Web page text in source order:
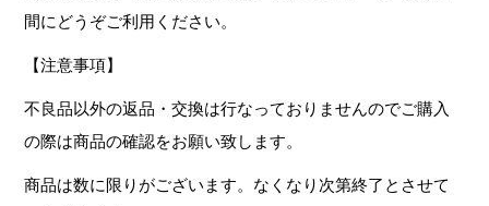
間にどうぞご利用ください。
【注意事項】
不良品以外の返品・交換は行なっておりませんのでご購入
の際は商品の確認をお願い致します。
商品は数に限りがございます。なくなり次第終了とさせて